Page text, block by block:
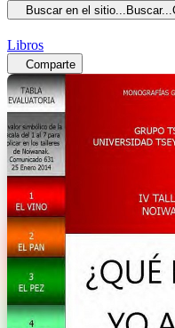
Buscar en el sitio... Buscar...
Libros
Comparte